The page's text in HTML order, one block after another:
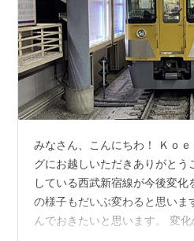
みなさん、こんにちわ！ Ｋｏ
グにお越しいただきありがとう
している西武新宿線が今後変化
の様子もだいぶ変わると思いま
んでおきたいと思います。 変